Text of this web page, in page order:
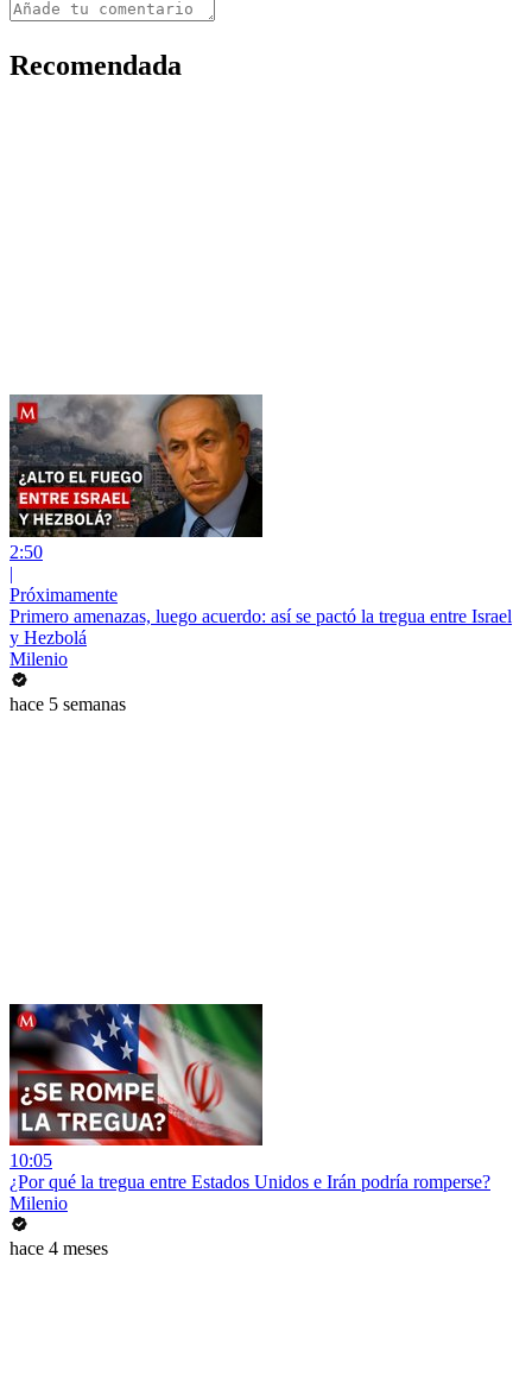
Recomendada
2:50
|
Próximamente
Primero amenazas, luego acuerdo: así se pactó la tregua entre Israel
y Hezbolá
Milenio
hace 5 semanas
10:05
¿Por qué la tregua entre Estados Unidos e Irán podría romperse?
Milenio
hace 4 meses